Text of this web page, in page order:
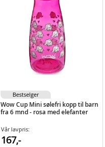
Wow Cup Mini sølefri kopp til barn
fra 6 mnd - rosa med elefanter
Vår lavpris:
167,-
Bestselger